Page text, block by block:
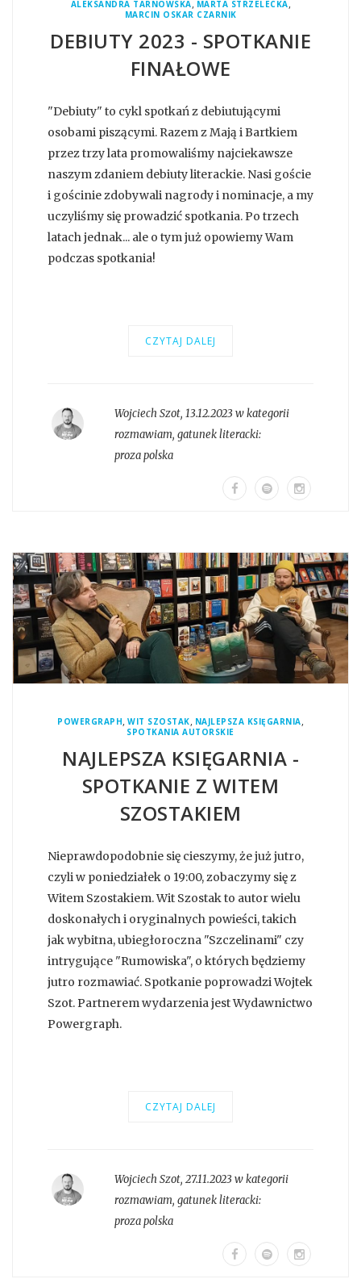
ALEKSANDRA TARNOWSKA, MARTA STRZELECKA,
MARCIN OSKAR CZARNIK
DEBIUTY 2023 - SPOTKANIE
FINAŁOWE
"Debiuty" to cykl spotkań z debiutującymi
osobami piszącymi. Razem z Mają i Bartkiem
przez trzy lata promowaliśmy najciekawsze
naszym zdaniem debiuty literackie. Nasi goście
i gościnie zdobywali nagrody i nominacje, a my
uczyliśmy się prowadzić spotkania. Po trzech
latach jednak... ale o tym już opowiemy Wam
podczas spotkania!
CZYTAJ DALEJ
Wojciech Szot, 13.12.2023 w kategorii
rozmawiam, gatunek literacki:
proza polska
POWERGRAPH,WIT SZOSTAK, NAJLEPSZA KSIĘGARNIA,
SPOTKANIA AUTORSKIE
NAJLEPSZA KSIĘGARNIA -
SPOTKANIE Z WITEM
SZOSTAKIEM
Nieprawdopodobnie się cieszymy, że już jutro,
czyli w poniedziałek o 19:00, zobaczymy się z
Witem Szostakiem. Wit Szostak to autor wielu
doskonałych i oryginalnych powieści, takich
jak wybitna, ubiegłoroczna "Szczelinami" czy
intrygujące "Rumowiska", o których będziemy
jutro rozmawiać. Spotkanie poprowadzi Wojtek
Szot. Partnerem wydarzenia jest Wydawnictwo
Powergraph.
CZYTAJ DALEJ
Wojciech Szot, 27.11.2023 w kategorii
rozmawiam, gatunek literacki:
proza polska